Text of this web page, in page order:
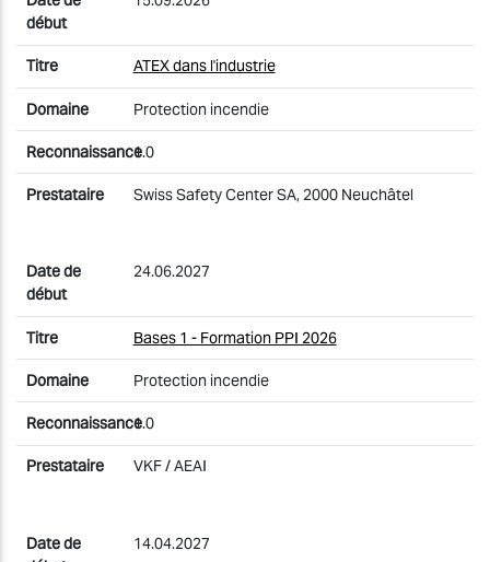
ATEX dans l'industrie
Protection incendie
1.0
Swiss Safety Center SA, 2000 Neuchâtel
24.06.2027
Bases 1 - Formation PPI 2026
Protection incendie
1.0
VKF / AEAI
14.04.2027